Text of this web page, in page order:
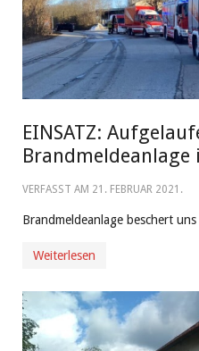
EINSATZ:
VERFASST AM 21. FEBRUAR 2021 .
Brandmeldeanlage beschert
Weiterlesen